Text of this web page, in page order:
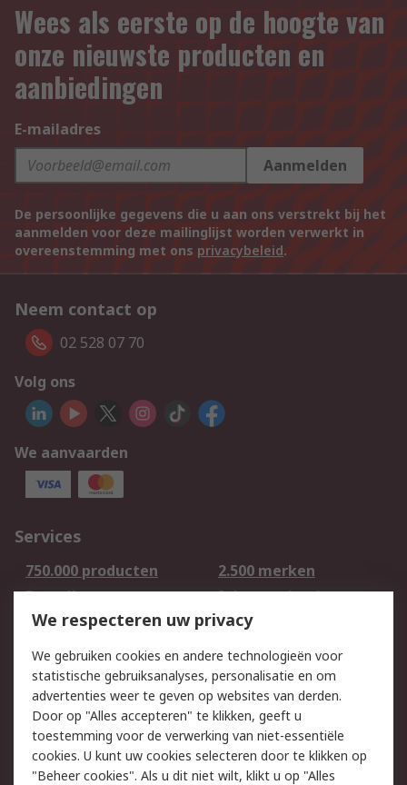
Wees als eerste op de hoogte van
onze nieuwste producten en
aanbiedingen
E-mailadres
Aanmelden
De persoonlijke gegevens die u aan ons verstrekt bij het
aanmelden voor deze mailinglijst worden verwerkt in
overeenstemming met ons privacybeleid.
Neem contact op
02 528 07 70
Volg ons
We aanvaarden
Services
750.000 producten
2.500 merken
Bestellen
Inkoopoplossingen
Retouren
Technisch advies
Track & Trace
Wettelijk
Cookiebeleid
Email veiligheid
Privacybeleid -
Bijgewerkt
Websitevoorwaarden
We respecteren uw privacy
We gebruiken cookies en andere technologieën voor
statistische gebruiksanalyses, personalisatie en om
advertenties weer te geven op websites van derden.
Door op "Alles accepteren" te klikken, geeft u
toestemming voor de verwerking van niet-essentiële
cookies. U kunt uw cookies selecteren door te klikken op
"Beheer cookies". Als u dit niet wilt, klikt u op "Alles